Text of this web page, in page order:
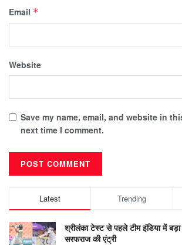
Email *
Website
Save my name, email, and website in
next time I comment.
Latest Trending
श्रीलंका टेस्ट से पहले टीम इंडिया में
सरफराज की एंट्री